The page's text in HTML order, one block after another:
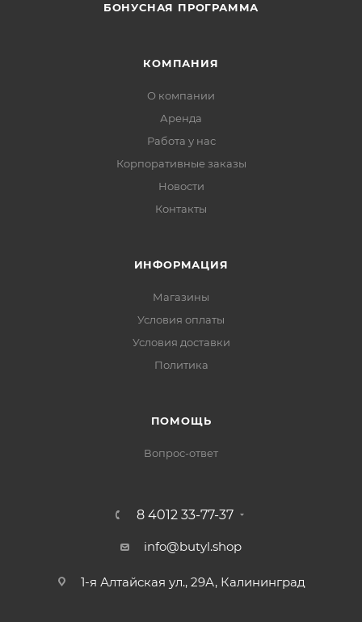
БОНУСНАЯ ПРОГРАММА
КОМПАНИЯ
О компании
Аренда
Работа у нас
Корпоративные заказы
Новости
Контакты
ИНФОРМАЦИЯ
Магазины
Условия оплаты
Условия доставки
Политика
ПОМОЩЬ
Вопрос-ответ
8 4012 33-77-37
info@butyl.shop
1-я Алтайская ул., 29А, Калининград